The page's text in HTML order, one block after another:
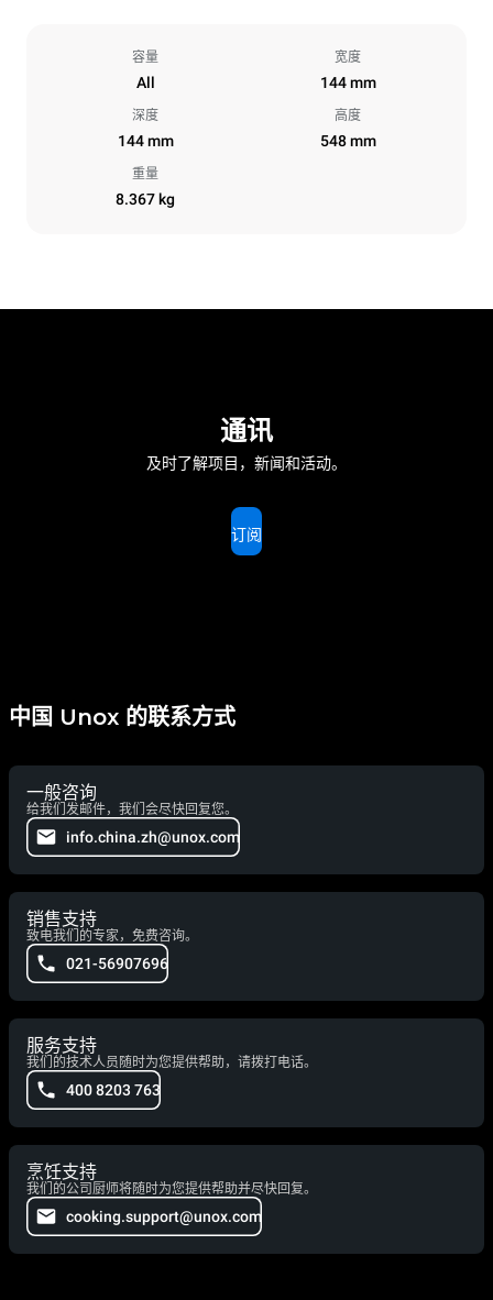
容量
All
宽度
144 mm
深度
144 mm
高度
548 mm
重量
8.367 kg
通讯
及时了解项目，新闻和活动。
订阅
中国 Unox 的联系方式
一般咨询
给我们发邮件，我们会尽快回复您。
info.china.zh@unox.com
销售支持
致电我们的专家，免费咨询。
021-56907696
服务支持
我们的技术人员随时为您提供帮助，请拨打电话。
400 8203 763
烹饪支持
我们的公司厨师将随时为您提供帮助并尽快回复。
cooking.support@unox.com